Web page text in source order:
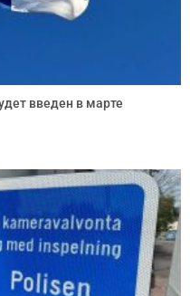
введен в марте